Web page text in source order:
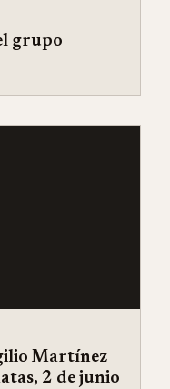
grupo
Martínez
2 de junio